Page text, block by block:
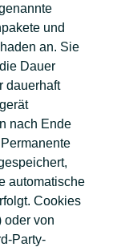
und
an. Sie
Dauer
dauerhaft
nach Ende
automatische
Cookies
oder von
Party-